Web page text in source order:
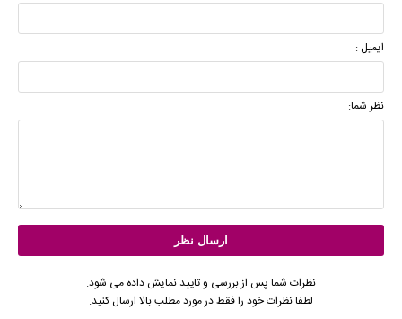
ایمیل :
نظر شما:
نظرات شما پس از بررسی و تایید نمایش داده می شود.
لطفا نظرات خود را فقط در مورد مطلب بالا ارسال کنید.